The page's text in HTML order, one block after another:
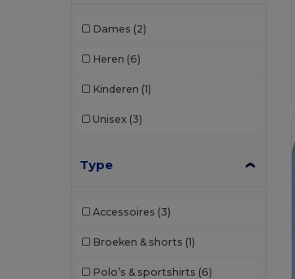
Dames (2)
Heren (6)
Kinderen (1)
Unisex (3)
Type
Accessoires (3)
Broeken & shorts (1)
Polo’s & sportshirts (6)